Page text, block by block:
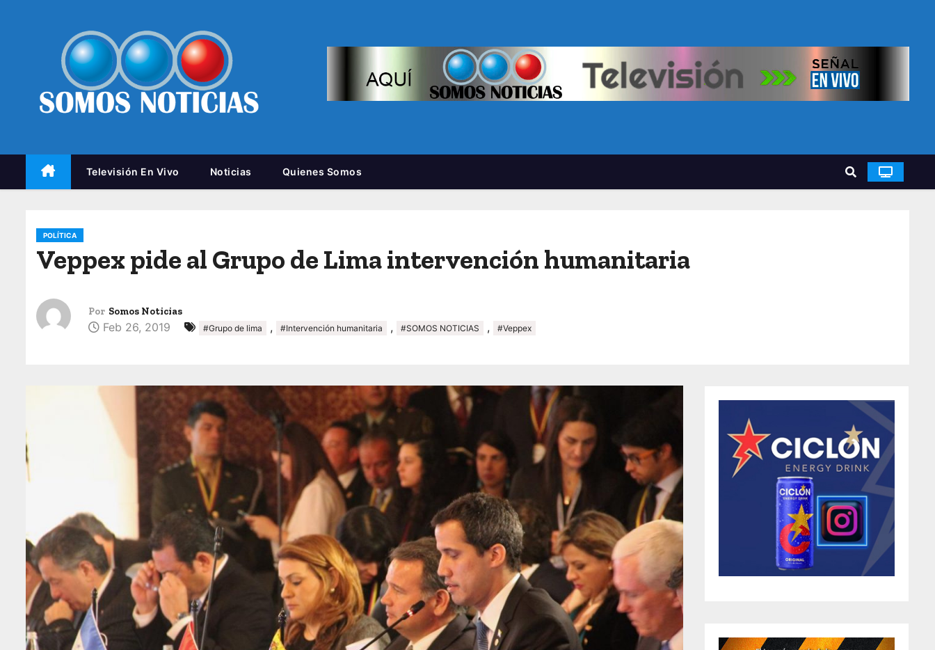
Televisión En Vivo Noticias Quienes Somos
POLÍTICA
Veppex pide al Grupo de Lima intervención humanitaria
Por Somos Noticias
Feb 26, 2019 #Grupo de lima , #Intervención humanitaria , #SOMOS NOTICIAS , #Veppex